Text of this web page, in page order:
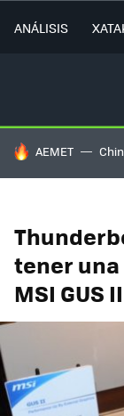
ANÁLISIS
HOY SE HABLA
AEMET
tener una
MSI GUS II